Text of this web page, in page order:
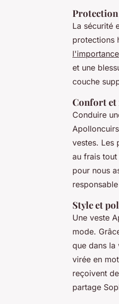
La sécurité
protections
et une
couche
Confort
Conduire
vestes. Les
au frais
pour nous
Style et
Une veste
mode.
que dans la
virée en
reçoivent
partage